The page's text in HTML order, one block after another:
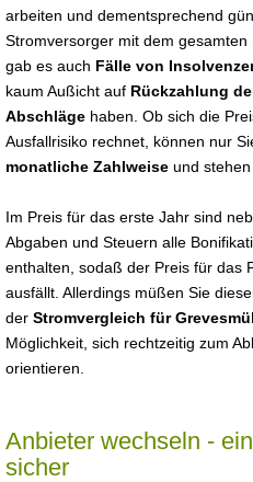
arbeiten und dementsprechend
Stromversorger mit dem
gab es auch Fälle von
kaum Außicht auf Rückzahlung
Abschläge haben. Ob sich die
Ausfallrisiko rechnet, können nur
monatliche Zahlweise und stehen
Im Preis für das erste Jahr sind
Abgaben und Steuern alle
enthalten, sodaß der Preis für das
ausfällt. Allerdings müßen Sie
der Stromvergleich für
Möglichkeit, sich rechtzeitig zum
orientieren.
Anbieter wechseln -
sicher